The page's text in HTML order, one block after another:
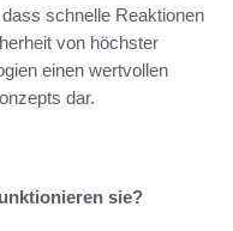
schnelle Reaktionen
von höchster
einen wertvollen
dar.
sie?